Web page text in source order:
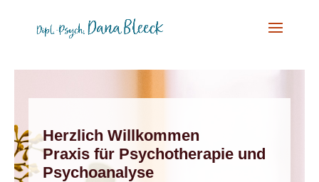
Herzlich Willkommen
Praxis für Psychotherapie und
Psychoanalyse